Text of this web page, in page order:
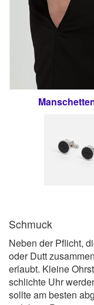
Schmuck
Neben der Pflicht,
oder Dutt
erlaubt. Kleine
schlichte Uhr
sollte am besten